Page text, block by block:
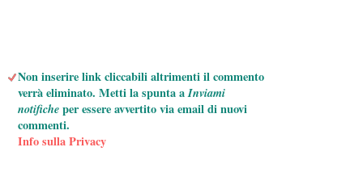
Non inserire link cliccabili altrimenti il commento
verrà eliminato. Metti la spunta aInviami
notificheper essere avvertito via email di nuovi
commenti.
Info sulla Privacy